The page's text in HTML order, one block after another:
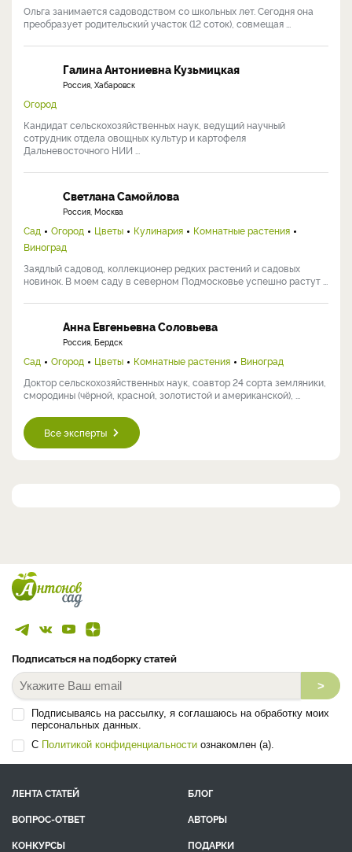
Ольга занимается садоводством со школьных лет. Сегодня она
преобразует родительский участок (12 соток), совмещая ...
Галина Антониевна Кузьмицкая
Россия, Хабаровск
Огород
Кандидат сельскохозяйственных наук, ведущий научный
сотрудник отдела овощных культур и картофеля
Дальневосточного НИИ ...
Светлана Самойлова
Россия, Москва
Сад Огород Цветы Кулинария
Комнатные растения
Виноград
Заядлый садовод, коллекционер редких растений и садовых
новинок. В моем саду в северном Подмосковье успешно растут ...
Анна Евгеньевна Соловьева
Россия, Бердск
Сад Огород Цветы Комнатные растения
Виноград
Доктор сельскохозяйственных наук, соавтор 24 сорта земляники,
смородины (чёрной, красной, золотистой и американской), ...
Все эксперты
Подписаться на подборку статей
>
Подписываясь на рассылку, я соглашаюсь на обработку моих
персональных данных.
С Политикой конфиденциальности ознакомлен (а).
ЛЕНТА СТАТЕЙ
БЛОГ
ВОПРОС-ОТВЕТ
АВТОРЫ
КОНКУРСЫ
ПОДАРКИ